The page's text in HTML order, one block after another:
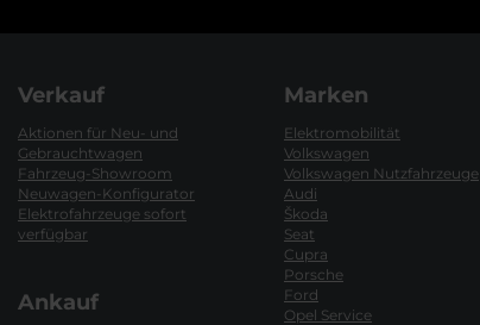
Verkauf
Aktionen für Neu- und
Gebrauchtwagen
Fahrzeug-Showroom
Neuwagen-Konfigurator
Elektrofahrzeuge sofort
verfügbar
Ankauf
Marken
Elektromobilität
Volkswagen
Volkswagen Nutzfahrzeuge
Audi
Škoda
Seat
Cupra
Porsche
Ford
Opel Service